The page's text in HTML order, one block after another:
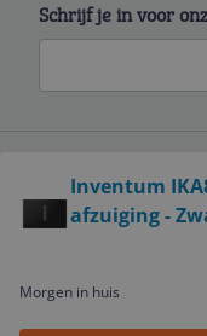
Inventum
afzuiging -
Morgen in huis
Schrijf je in voor
Service